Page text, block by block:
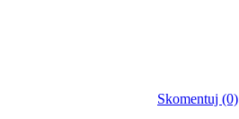
Skomentuj (0)